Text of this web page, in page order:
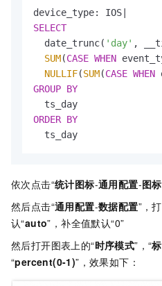
device_type: IOS
SELECT
  date_trunc(
'day' ,
SUM(CASE WHEN
NULLIF(SUM(CASE WHEN
GROUP BY
ORDER BY
依次点击“统计图标-通用配置-图
然后点击“通用配置-数据配置”，
认“auto”，补全值默认“0”
然后打开图表上的“时序模式”，“
“percent(0-1)”，效果如下：